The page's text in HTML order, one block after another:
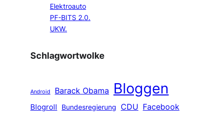
Elektroauto
PF-BITS 2.0.
UKW.
Schlagwortwolke
Android Barack Obama Bloggen
Blogroll Bundesregierung CDU Facebook